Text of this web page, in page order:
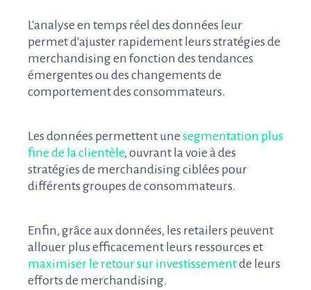
L'analyse en temps réel des données leur
permet d'ajuster rapidement leurs stratégies de
merchandising en fonction des tendances
émergentes ou des changements de
comportement des consommateurs.
Les données permettent une segmentation plus
fine de la clientèle, ouvrant la voie à des
stratégies de merchandising ciblées pour
différents groupes de consommateurs.
Enfin, grâce aux données, les retailers peuvent
allouer plus efficacement leurs ressources et
maximiser le retour sur investissementde leurs
efforts de merchandising.